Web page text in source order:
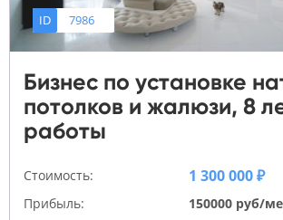
ID 7986
Бизнес по установке
потолков и жалюзи, 8
работы
Стоимость: 1 300 000 ₽
Прибыль:
150000 руб/